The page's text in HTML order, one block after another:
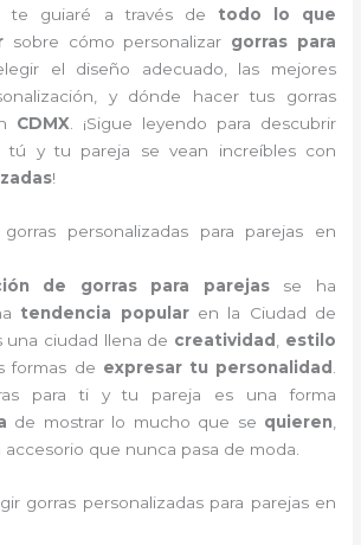
te guiaré a través de todo lo que
sobre cómo personalizar gorras para
el diseño adecuado, las mejores
y dónde hacer tus gorras
CDMX . ¡Sigue leyendo para descubrir
tú y tu pareja se vean increíbles con
!
personalizadas para parejas en
de gorras para parejasse ha
tendencia popularen la Ciudad de
una ciudad llena de creatividad
estilo
formas de expresar tu personalidad
para ti y tu pareja es una forma
de mostrar lo mucho que se quieren
que nunca pasa de moda.
gorras personalizadas para parejas en